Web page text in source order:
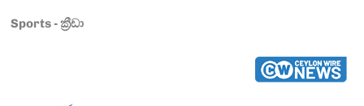
Sports - ක්‍රීඩා